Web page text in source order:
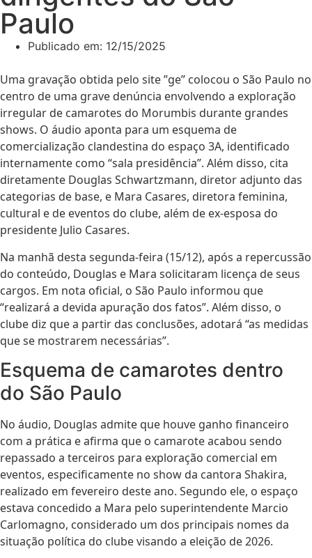
Paulo
Publicado em: 12/15/2025
Uma gravação obtida pelo site ”ge” colocou o São Paulo no
centro de uma grave denúncia envolvendo a exploração
irregular de camarotes do Morumbis durante grandes
shows. O áudio aponta para um esquema de
comercialização clandestina do espaço 3A, identificado
internamente como “sala presidência”. Além disso, cita
diretamente Douglas Schwartzmann, diretor adjunto das
categorias de base, e Mara Casares, diretora feminina,
cultural e de eventos do clube, além de ex-esposa do
presidente Julio Casares.
Na manhã desta segunda-feira (15/12), após a repercussão
do conteúdo, Douglas e Mara solicitaram licença de seus
cargos. Em nota oficial, o São Paulo informou que
“realizará a devida apuração dos fatos”. Além disso, o
clube diz que a partir das conclusões, adotará “as medidas
que se mostrarem necessárias”.
Esquema de camarotes dentro
do São Paulo
No áudio, Douglas admite que houve ganho financeiro
com a prática e afirma que o camarote acabou sendo
repassado a terceiros para exploração comercial em
eventos, especificamente no show da cantora Shakira,
realizado em fevereiro deste ano. Segundo ele, o espaço
estava concedido a Mara pelo superintendente Marcio
Carlomagno, considerado um dos principais nomes da
situação política do clube visando a eleição de 2026.